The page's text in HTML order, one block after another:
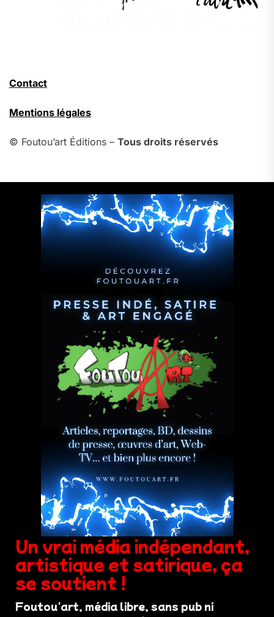
Contact
Mentions légales
© Foutou’art Éditions – Tous droits réservés
Un vrai média indépendant,
artistique et satirique, ça
se soutient !
Foutou'art, média libre, sans pub ni